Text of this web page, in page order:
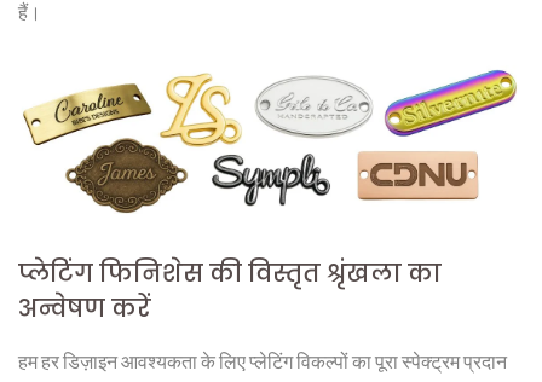
हैं।
प्लेटिंग फिनिशेस की विस्तृत श्रृंखला का
अन्वेषण करें
हम हर डिज़ाइन आवश्यकता के लिए प्लेटिंग विकल्पों का पूरा स्पेक्ट्रम प्रदान